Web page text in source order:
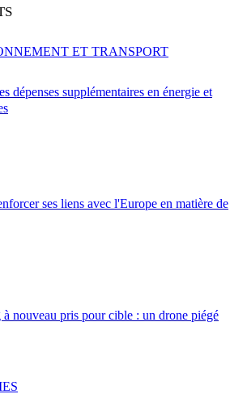
dépenses supplémentaires en énergie et
ET TRANSPORT
ses liens avec l'Europe en matière de
nouveau pris pour cible : un drone piégé